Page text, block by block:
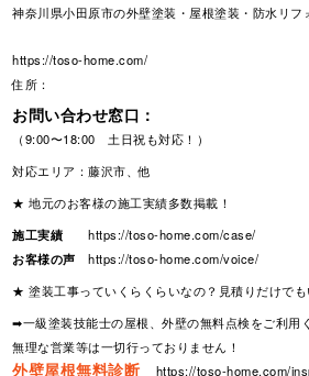
神奈川県小田原市の外壁塗装・屋根塗装・防水リフ
https://toso-home.com/
住所：
お問い合わせ窓口：
（9:00〜18:00 土日祝も対応！）
対応エリア：藤沢市、他
★ 地元のお客様の施工実績多数掲載！
施工実績
https://toso-home.com/case/
お客様の声
https://toso-home.com/voice/
★ 塗装工事っていくらくらいなの？見積りだけでも
➡一級塗装技能士の屋根、外壁の無料点検をご利用
無理な営業等は一切行っておりません！
外壁屋根無料診断
https://toso-home.com/